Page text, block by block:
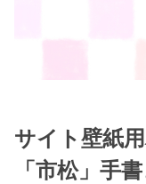
サイト壁紙
「市松」手